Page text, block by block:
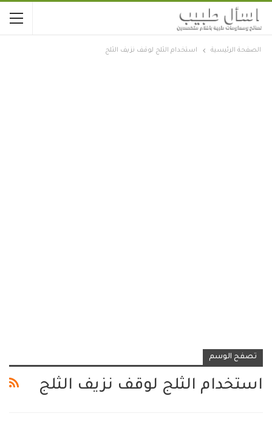
الصفحة الرئيسية استخدام الثلج لوقف نزيف الثلج
تصفح الوسم
استخدام الثلج لوقف نزيف الثلج